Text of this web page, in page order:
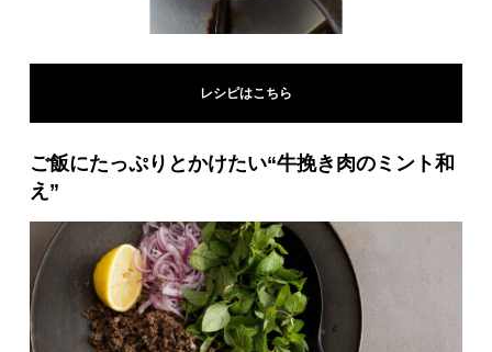
レシピはこちら
ご飯にたっぷりとかけたい“牛挽き肉のミント和
え”